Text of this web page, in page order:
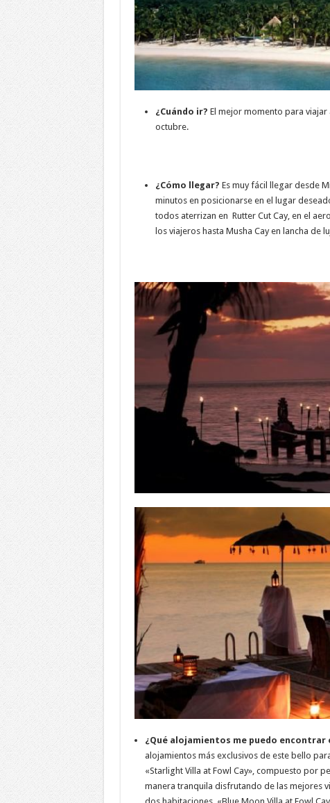
¿Cuándo ir? El mejor momento para viajar
octubre.
¿Cómo llegar? Es muy fácil llegar desde
minutos en posicionarse en el lugar
todos aterrizan en Rutter Cut Cay, en el
los viajeros hasta Musha Cay en lancha de
¿Qué alojamientos me puedo encontrar
alojamientos más exclusivos de este bello
«Starlight Villa at Fowl Cay», compuesto por
manera tranquila disfrutando de las mejores